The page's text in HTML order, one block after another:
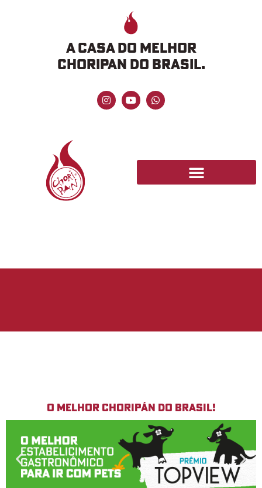
A CASA DO MELHOR
CHORIPAN DO BRASIL.
O melhor Choripán do Brasil!